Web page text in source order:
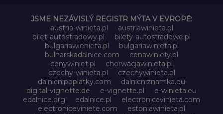
JSME NEZÁVISLÝ REGISTR MÝTA V EVROPĚ:
austria-winieta.pl
austriawinieta.pl
bilet-autostradowy.pl
bilety-autostradowe.pl
bulgariawienieta.pl
bulgariawinieta.pl
bulharskadalnice.com
cenawiniety.pl
cenywiniet.pl
chorwacjawinieta.pl
czechy-winieta.pl
czechywinieta.pl
dalnicnipoplatky.com
dalnicniznamka.eu
digital-vignette.de
e-vignette.pl
e-winieta.eu
edalnice.org
edalnice.pl
electronicavinieta.com
electroniceviniete.com
estoniawinieta.pl